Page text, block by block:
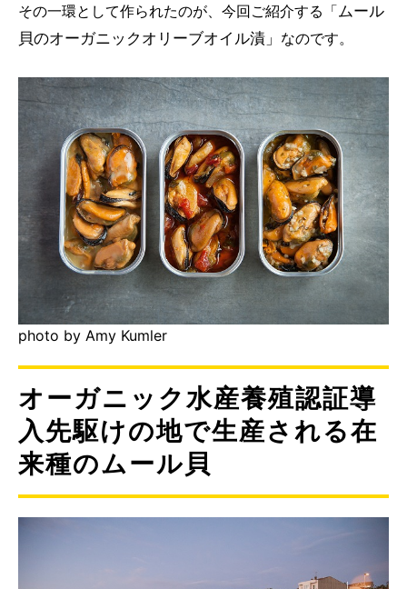
その一環として作られたのが、今回ご紹介する「 ムール
貝のオーガニックオリーブオイル漬」 なのです。
photo by Amy Kumler
オーガニック水産養殖認証導
入先駆けの地で生産される在
来種のムール貝